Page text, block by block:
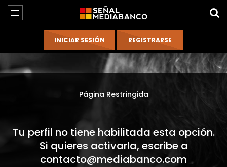
Página Restringida
Tu perfil no tiene habilitada esta opción.
Si quieres activarla, escribe a
contacto@mediabanco.com